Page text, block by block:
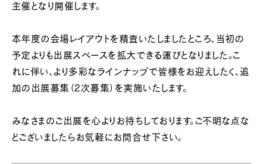
主催となり開催します。
本年度の会場レイアウトを精査いたしましたところ、当初の
予定よりも出展スペースを拡大できる運びとなりました。こ
れに伴い、より多彩なラインナップで皆様をお迎えしたく、追
加の出展募集（2次募集）を実施いたします。
みなさまのご出展を心よりお待ちしております。ご不明な点な
どございましたらお気軽にお問合せ下さい。